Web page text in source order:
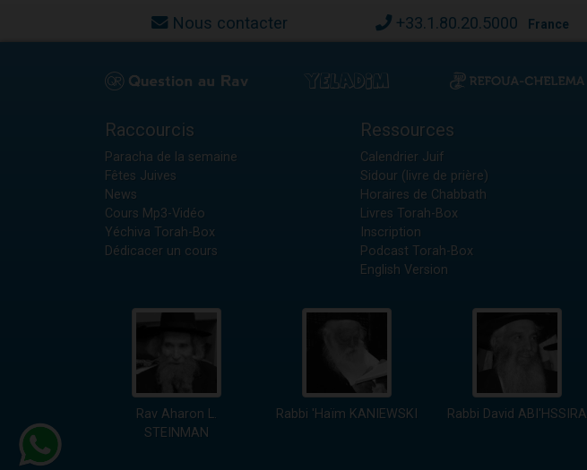
Nous contacter +33.1.80.20.5000 France
Raccourcis
Paracha de la semaine
Fêtes Juives
News
Cours Mp3-Vidéo
Yéchiva Torah-Box
Dédicacer un cours
Ressources
Calendrier Juif
Sidour (livre de prière)
Horaires de Chabbath
Livres Torah-Box
Inscription
Podcast Torah-Box
English Version
Rav Aharon L.
STEINMAN
Rabbi 'Haïm KANIEWSKI Rabbi David ABI'HSSIRA